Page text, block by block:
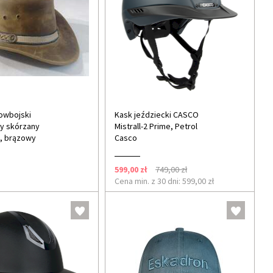
skórzany
brązowy
Kask jeździecki CASCO
Mistrall-2 Prime, Petrol
Casco
599,00 zł
749,00 zł
Cena min. z 30 dni: 599,00 zł